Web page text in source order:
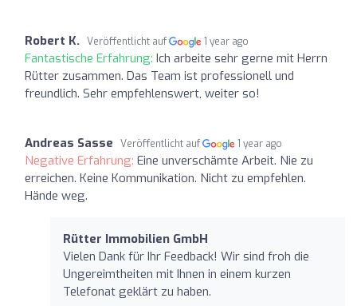
Robert K. Veröffentlicht auf 1 year ago
Fantastische Erfahrung: Ich arbeite sehr gerne mit Herrn
Rütter zusammen. Das Team ist professionell und
freundlich. Sehr empfehlenswert, weiter so!
Andreas Sasse Veröffentlicht auf 1 year ago
Negative Erfahrung: Eine unverschämte Arbeit. Nie zu
erreichen. Keine Kommunikation. Nicht zu empfehlen.
Hände weg.
Rütter Immobilien GmbH
Vielen Dank für Ihr Feedback! Wir sind froh die
Ungereimtheiten mit Ihnen in einem kurzen
Telefonat geklärt zu haben.